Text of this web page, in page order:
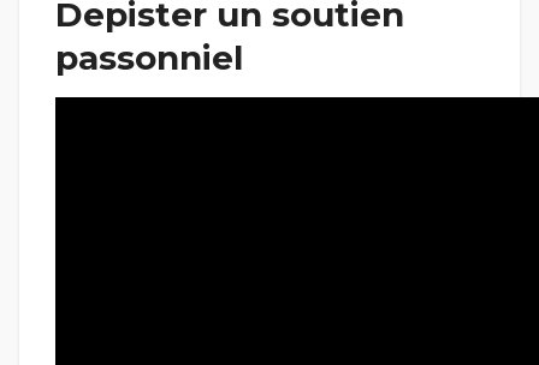
Depister un soutien
passonniel